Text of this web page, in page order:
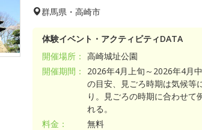
群馬県・高崎市
体験イベント・アクティビティDATA
開催場所： 高崎城址公園
開催期間：
2026年4月上旬～2026年4月
の目安、見ごろ時期は気候等
り。見ごろの時期に合わせて
れる。
料金：
無料